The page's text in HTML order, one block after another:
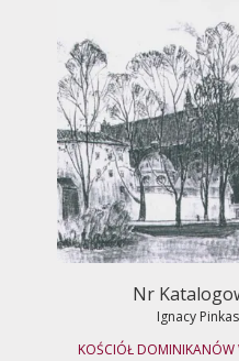
Nr
Ignacy Pinkas
KOŚCIÓŁ DOMINIKANÓW